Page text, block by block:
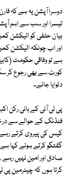
دوسرا آپشن یہ ہے کہ
تیسرا اور سب سے اہم
بیان حلفی کو الیکشن
اور اب چونکہ الیکشن
ہے تو وفاقی حکومت
دلوایا جائے۔
پی ٹی آئی کے بانی رکن
فنڈنگ کے حوالے سے
کیس کی پیروی کرتے رہے
گفتگو کرتے ہوئے کہا
صادق اور امین نہیں
کرتا ہوں کہ چیئرمین پی